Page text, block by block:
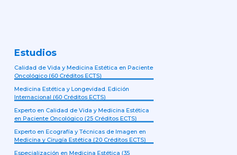
Estudios
Calidad de Vida y Medicina Estética en Paciente
Oncológico (60 Créditos ECTS)
Medicina Estética y Longevidad. Edición
Internacional (60 Créditos ECTS)
Experto en Calidad de Vida y Medicina Estética
en Paciente Oncológico (25 Créditos ECTS)
Experto en Ecografía y Técnicas de Imagen en
Medicina y Cirugía Estética (20 Créditos ECTS)
Especialización en Medicina Estética (35